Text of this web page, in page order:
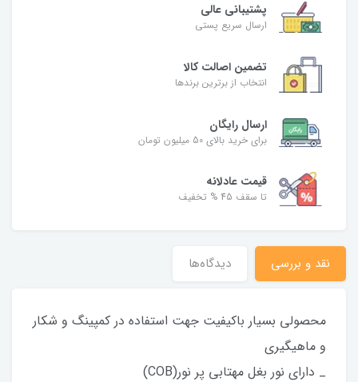
پشتیبانی عالی
ارسال سریع پستی
تضمین اصالت کالا
انتخاب از برترین برندها
ارسال رایگان
برای خرید بالای 50 میلیون تومان
قیمت عادلانه
تا سقف 45 % تخفیف
نقد و بررسی دیدگاه‌ها
محصولی بسیار باکیفیت جهت استفاده در کمپینگ و شکار
و ماهیگیری
_ دارای نور بغل مهتابی پر نور(COB)